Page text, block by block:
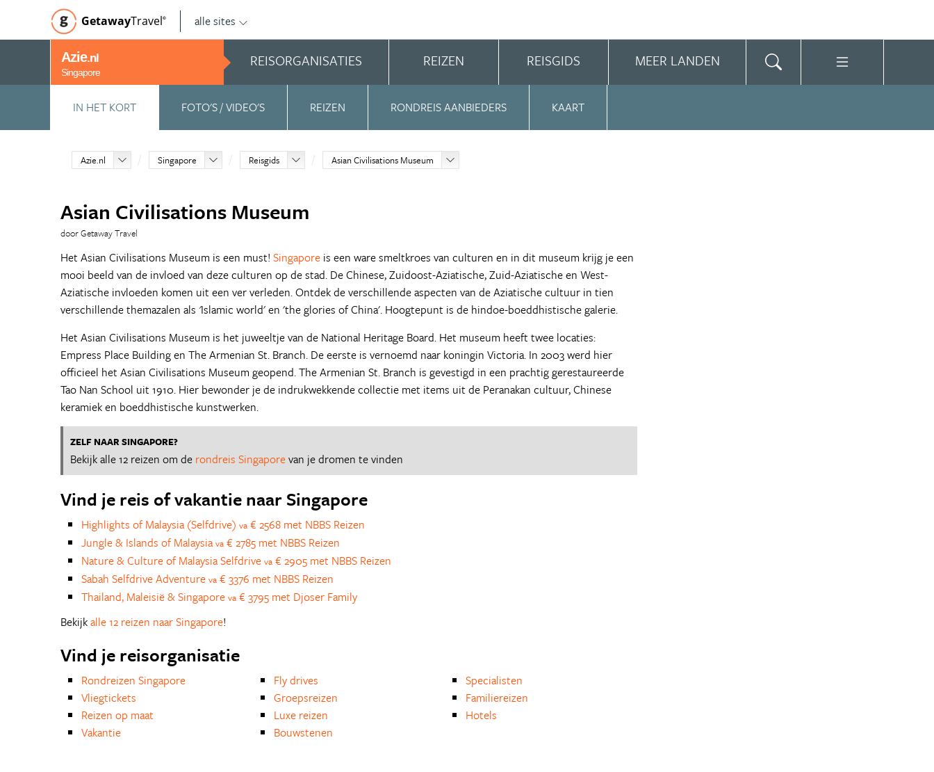
GetawayTravel© alle sites
Azie.nl
Singapore
REISORGANISATIES REIZEN REISGIDS MEER LANDEN
IN HET KORT FOTO'S / VIDEO'S REIZEN RONDREIS AANBIEDERS KAART
Azie.nl Singapore Reisgids Asian Civilisations Museum
Asian Civilisations Museum
door Getaway Travel
Het Asian Civilisations Museum is een must! Singapore is een ware smeltkroes van culturen en in dit museum krijg je een
mooi beeld van de invloed van deze culturen op de stad. De Chinese, Zuidoost-Aziatische, Zuid-Aziatische en West-
Aziatische invloeden komen uit een ver verleden. Ontdek de verschillende aspecten van de Aziatische cultuur in tien
verschillende themazalen als 'Islamic world' en 'the glories of China'. Hoogtepunt is de hindoe-boeddhistische galerie.
Het Asian Civilisations Museum is het juweeltje van de National Heritage Board. Het museum heeft twee locaties:
Empress Place Building en The Armenian St. Branch. De eerste is vernoemd naar koningin Victoria. In 2003 werd hier
officieel het Asian Civilisations Museum geopend. The Armenian St. Branch is gevestigd in een prachtig gerestaureerde
Tao Nan School uit 1910. Hier bewonder je de indrukwekkende collectie met items uit de Peranakan cultuur, Chinese
keramiek en boeddhistische kunstwerken.
ZELF NAAR SINGAPORE?
Bekijk alle 12 reizen om de rondreis Singaporevan je dromen te vinden
Vind je reis of vakantie naar Singapore
Highlights of Malaysia (Selfdrive) va € 2568 met NBBS Reizen
Jungle & Islands of Malaysia va € 2785 met NBBS Reizen
Nature & Culture of Malaysia Selfdrive va € 2905 met NBBS Reizen
Sabah Selfdrive Adventure va € 3376 met NBBS Reizen
Thailand, Maleisië & Singapore va € 3795 met Djoser Family
Bekijkalle 12 reizen naar Singapore!
Vind je reisorganisatie
Rondreizen Singapore
Vliegtickets
Reizen op maat
Vakantie
Fly drives
Groepsreizen
Luxe reizen
Bouwstenen
Specialisten
Familiereizen
Hotels